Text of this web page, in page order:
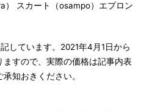
） スカート（osampo）エプロン
しています。2021年4月1日から
すので、実際の価格は記事内表
知おきください。